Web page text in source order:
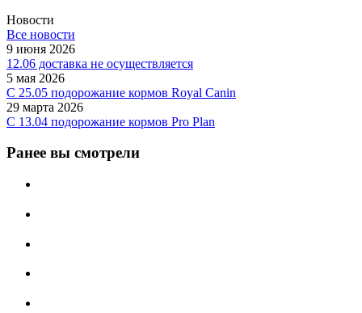
Новости
Все новости
9 июня 2026
12.06 доставка не осуществляется
5 мая 2026
C 25.05 подорожание кормов Royal Canin
29 марта 2026
С 13.04 подорожание кормов Pro Plan
Ранее вы смотрели